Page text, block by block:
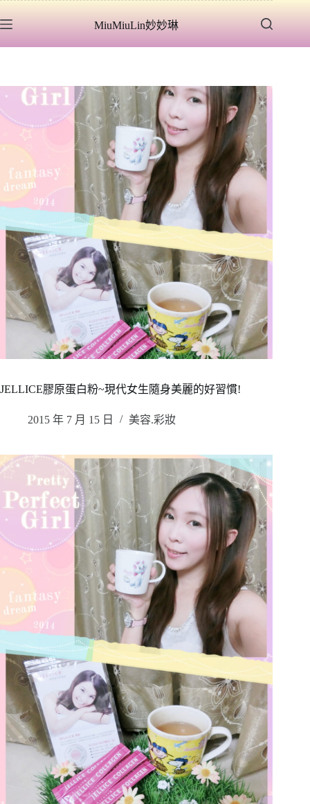
至
MiuMiuLin妙妙琳
JELLICE膠原蛋白粉~現代女生隨身美麗的好習慣!
2015 年 7 月 15 日 美容.彩妝